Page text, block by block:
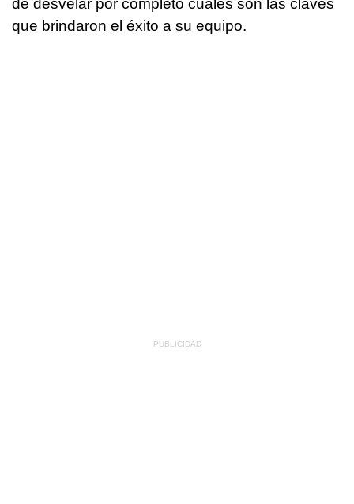
de desvelar por completo cuáles son las claves
que brindaron el éxito a su equipo.